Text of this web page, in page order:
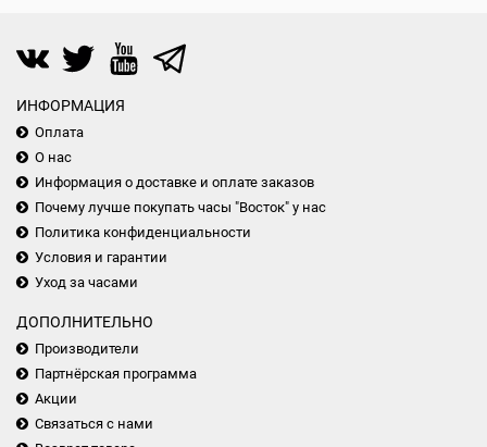
ИНФОРМАЦИЯ
Оплата
О нас
Информация о доставке и оплате заказов
Почему лучше покупать часы "Восток" у нас
Политика конфиденциальности
Условия и гарантии
Уход за часами
ДОПОЛНИТЕЛЬНО
Производители
Партнёрская программа
Акции
Связаться с нами